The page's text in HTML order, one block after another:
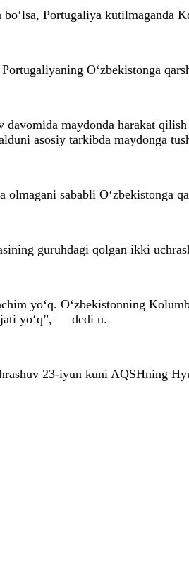
Portugaliya kutilmaganda
O‘zbekistonga
maydonda harakat
asosiy tarkibda maydonga
sababli O‘zbekistonga
guruhdagi qolgan ikki
yo‘q. O‘zbekistonning
yo‘q”, — dedi u.
23-iyun kuni AQSHning